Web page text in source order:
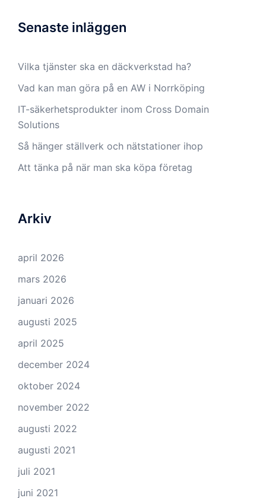
Senaste inläggen
Vilka tjänster ska en däckverkstad ha?
Vad kan man göra på en AW i Norrköping
IT-säkerhetsprodukter inom Cross Domain
Solutions
Så hänger ställverk och nätstationer ihop
Att tänka på när man ska köpa företag
Arkiv
april 2026
mars 2026
januari 2026
augusti 2025
april 2025
december 2024
oktober 2024
november 2022
augusti 2022
augusti 2021
juli 2021
juni 2021